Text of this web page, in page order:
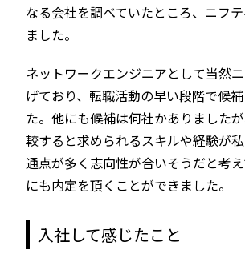
なる会社を調べていたところ、ニフ
ました。
ネットワークエンジニアとして当然
げており、転職活動の早い段階で候
た。他にも候補は何社かありました
較すると求められるスキルや経験が
通点が多く志向性が合いそうだと考
にも内定を頂くことができました。
入社して感じたこと